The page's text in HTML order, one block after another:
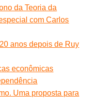
da Teoria da
com Carlos
anos depois de Ruy
econômicas
Uma proposta para